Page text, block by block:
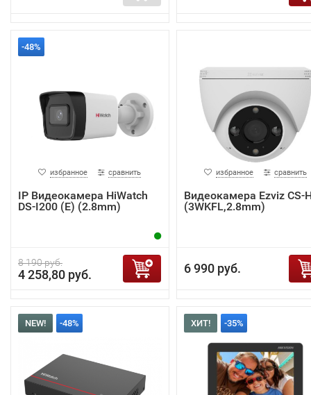
-48%
избранное сравнить
IP Видеокамера HiWatch
DS-I200 (E) (2.8mm)
8 190 руб.
4 258,80 руб.
избранное сравнить
Видеокамера Ezviz CS-
(3WKFL,2.8mm)
6 990 руб.
NEW! -48% ХИТ! -35%